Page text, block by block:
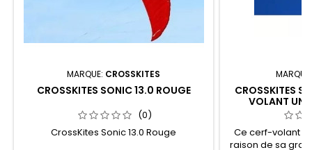
MARQUE: CROSSKITES
CROSSKITES SONIC 13.0 ROUGE
(0)
CrossKites Sonic 13.0 Rouge
CROSSKITES
VOLANT
Ce cerf-volant
raison de sa